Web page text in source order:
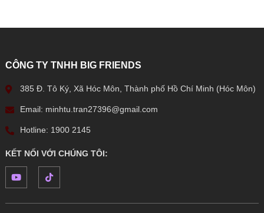
CÔNG TY TNHH BIG FRIENDS
385 Đ. Tô Ký, Xã Hóc Môn, Thành phố Hồ Chí Minh (Hóc Môn)
Email: minhtu.tran27396@gmail.com
Hotline: 1900 2145
KẾT NỐI VỚI CHÚNG TÔI: